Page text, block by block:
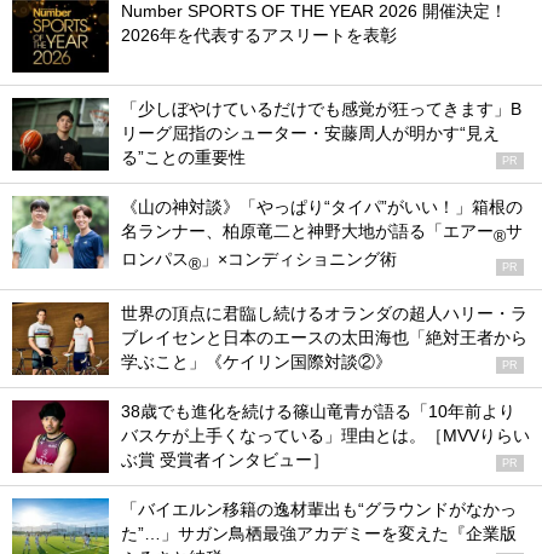
Number SPORTS OF THE YEAR 2026 開催決定！
2026年を代表するアスリートを表彰
「少しぼやけているだけでも感覚が狂ってきます」B
リーグ屈指のシューター・安藤周人が明かす“見え
る”ことの重要性
PR
《山の神対談》「やっぱり“タイパ”がいい！」箱根の
名ランナー、柏原竜二と神野大地が語る「エアー®サ
ロンパス® 」×コンディショニング術 PR
世界の頂点に君臨し続けるオランダの超人ハリー・ラ
ブレイセンと日本のエースの太田海也「絶対王者から
学ぶこと」《ケイリン国際対談②》
PR
38歳でも進化を続ける篠山竜青が語る「10年前より
バスケが上手くなっている」理由とは。［MVVりらい
ぶ賞 受賞者インタビュー］
PR
「バイエルン移籍の逸材輩出も“グラウンドがなかっ
た”…」サガン鳥栖最強アカデミーを変えた『企業版